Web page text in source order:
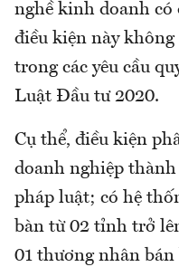
nghề kinh doanh có
điều kiện này
trong các yêu cầu
Luật Đầu tư 2020.
Cụ thể, điều kiện
doanh nghiệp
pháp luật; có hệ
bàn từ 02 tỉnh trở
01 thương nhân